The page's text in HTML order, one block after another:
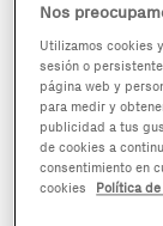
Nos
Utilizamos cookies
sesión o
página web y
para medir y
publicidad a tus
de cookies a
consentimiento en
cookies
Política de